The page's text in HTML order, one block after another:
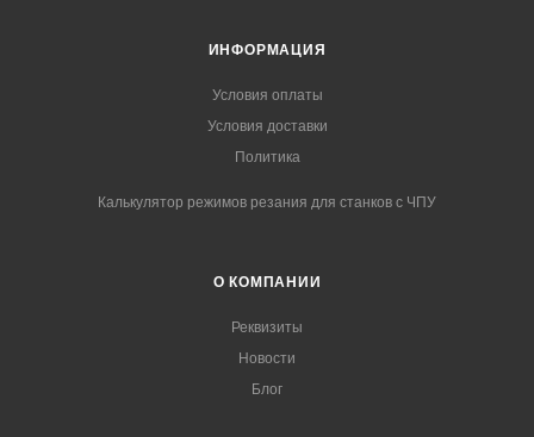
ИНФОРМАЦИЯ
Условия оплаты
Условия доставки
Политика
Калькулятор режимов резания для станков с ЧПУ
О КОМПАНИИ
Реквизиты
Новости
Блог